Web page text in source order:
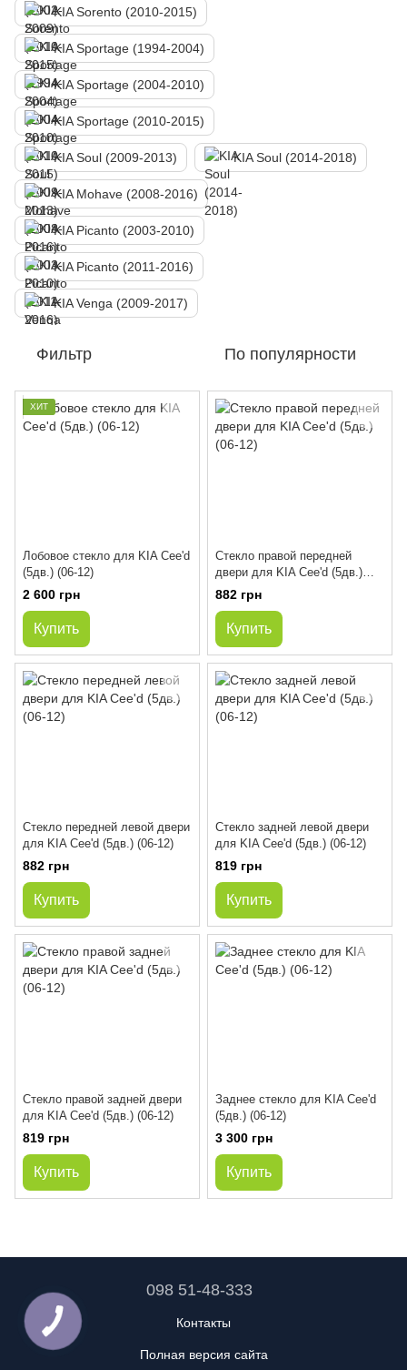
KIA Sorento (2010-2015)
KIA Sportage (1994-2004)
KIA Sportage (2004-2010)
KIA Sportage (2010-2015)
KIA Soul (2009-2013) KIA Soul (2014-2018)
KIA Mohave (2008-2016)
KIA Picanto (2003-2010)
KIA Picanto (2011-2016)
KIA Venga (2009-2017)
Фильтр По популярности
ХИТ
Лобовое стекло для KIA Cee'd
(5дв.) (06-12)
2 600 грн
Купить
Стекло правой передней
двери для KIA Cee'd (5дв.)
(06-12)
882 грн
Купить
Стекло передней левой двери
для KIA Cee'd (5дв.) (06-12)
882 грн
Купить
Стекло задней левой двери
для KIA Cee'd (5дв.) (06-12)
819 грн
Купить
Стекло правой задней двери
для KIA Cee'd (5дв.) (06-12)
819 грн
Купить
Заднее стекло для KIA Cee'd
(5дв.) (06-12)
3 300 грн
Купить
098 51-48-333
Контакты
Полная версия сайта